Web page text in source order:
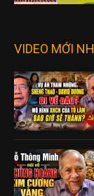
VIDEO MỚI